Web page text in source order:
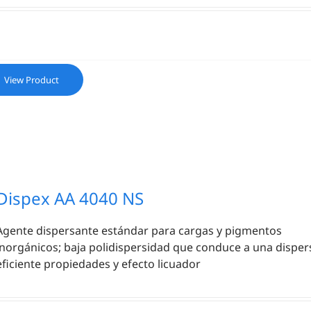
View Product
AA 4040 NS
dispersante estándar para cargas y pigmentos
baja polidispersidad que conduce a una
propiedades y efecto licuador